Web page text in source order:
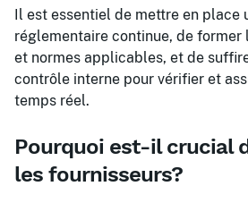
Il est essentiel de mettre en place
réglementaire continue, de former
et normes applicables, et de
contrôle interne pour vérifier et
temps réel.
Pourquoi est-il crucial
les fournisseurs?